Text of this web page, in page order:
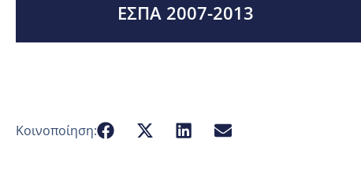
ΕΣΠΑ 2007-2013
Κοινοποίηση: